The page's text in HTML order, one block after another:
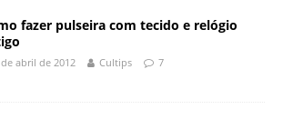
fazer pulseira com tecido e relógio
abril de 2012 Cultips 7